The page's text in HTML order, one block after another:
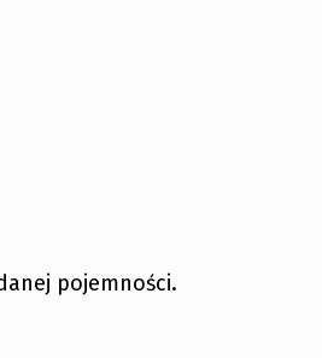
pojemności.